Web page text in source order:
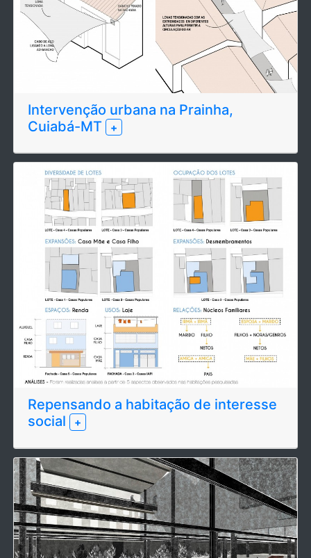
Intervenção urbana na Prainha,
Cuiabá-MT
+
Repensando a habitação de interesse
social
+